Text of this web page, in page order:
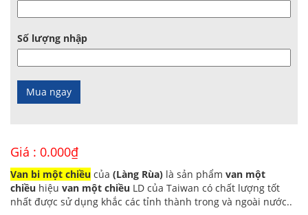
Số lượng nhập
Giá : 0.000₫
Van bi một chiều của (Làng Rùa) là sản phẩm van một
chiều hiệu van một chiều LD của Taiwan có chất lượng tốt
nhất được sử dụng khắc các tỉnh thành trong và ngoài nước..